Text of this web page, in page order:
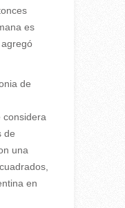
es
de
considera
de
una
en